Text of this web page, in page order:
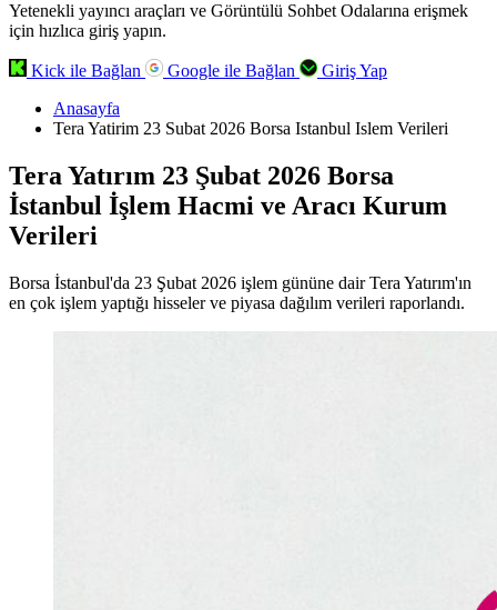
Yetenekli yayıncı araçları ve Görüntülü Sohbet Odalarına erişmek
için hızlıca giriş yapın.
Kick ile Bağlan Google ile Bağlan
Giriş Yap
Anasayfa
Tera Yatirim 23 Subat 2026 Borsa Istanbul Islem Verileri
Tera Yatırım 23 Şubat 2026 Borsa
İstanbul İşlem Hacmi ve Aracı Kurum
Verileri
Borsa İstanbul'da 23 Şubat 2026 işlem gününe dair Tera Yatırım'ın
en çok işlem yaptığı hisseler ve piyasa dağılım verileri raporlandı.